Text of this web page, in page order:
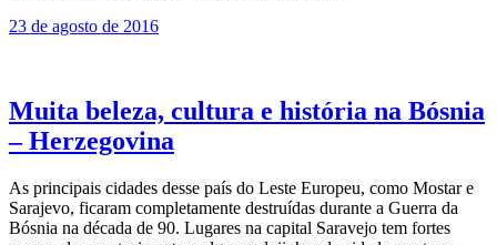
23 de agosto de 2016
Muita beleza, cultura e história na Bósnia
– Herzegovina
As principais cidades desse país do Leste Europeu, como Mostar e
Sarajevo, ficaram completamente destruídas durante a Guerra da
Bósnia na década de 90. Lugares na capital Saravejo tem fortes